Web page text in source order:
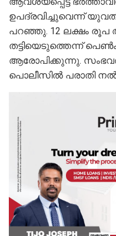
ഉപദ്രവിച്ചുവെന്ന്
പറഞ്ഞു. 12 ലക്ഷം
തട്ടിയെടുത്തെന്ന്
ആരോപിക്കുന്നു.
പൊലീസില്‍ പരാതി